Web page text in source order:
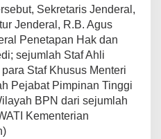
Sekretaris Jenderal,
Jenderal, R.B. Agus
Penetapan Hak dan
sejumlah Staf Ahli
Staf Khusus Menteri
Pejabat Pimpinan Tinggi
BPN dari sejumlah
Kementerian